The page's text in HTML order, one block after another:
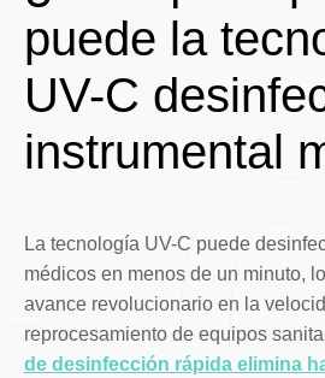
puede la
UV-C
instrumental
La tecnología UV-C puede
médicos en menos de un minuto,
avance revolucionario en la
reprocesamiento de equipos
de desinfección rápida elimina